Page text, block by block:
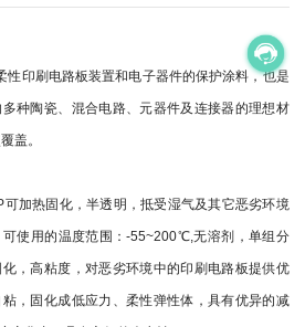
性印刷电路板装置和电子器件的保护涂料，也是
种陶瓷、混合电路、元器件及连接器的理想材
盖。
加热固化，半透明，抵受湿气及其它恶劣环境
使用的温度范围：-55~200℃,无溶剂，单组分
，高粘度，对恶劣环境中的印刷电路板提供优
，固化成低应力、柔性弹性体，具有优异的减